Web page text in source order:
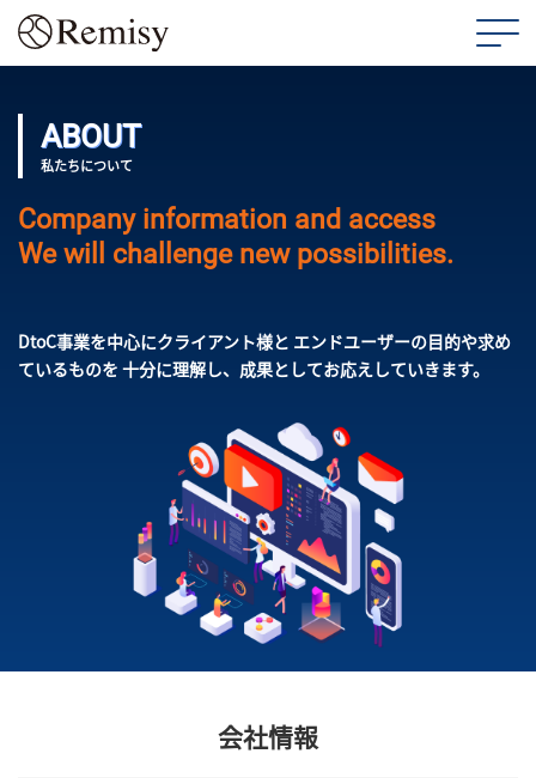
ABOUT
私たちについて
Company information and access
We will challenge new possibilities.
DtoC事業を中心にクライアント様と エンドユーザーの目的や求め
ているものを 十分に理解し、成果としてお応えしていきます。
会社情報